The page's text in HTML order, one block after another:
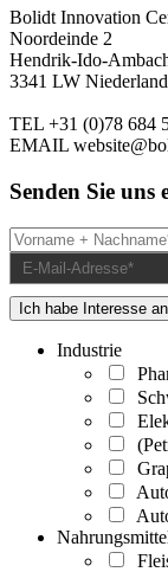
Bolidt Innovation
Noordeinde 2
Hendrik-Ido-
3341 LW
TEL +31 (0)78 684
EMAIL
Senden Sie uns
Ich habe Interesse
Industrie